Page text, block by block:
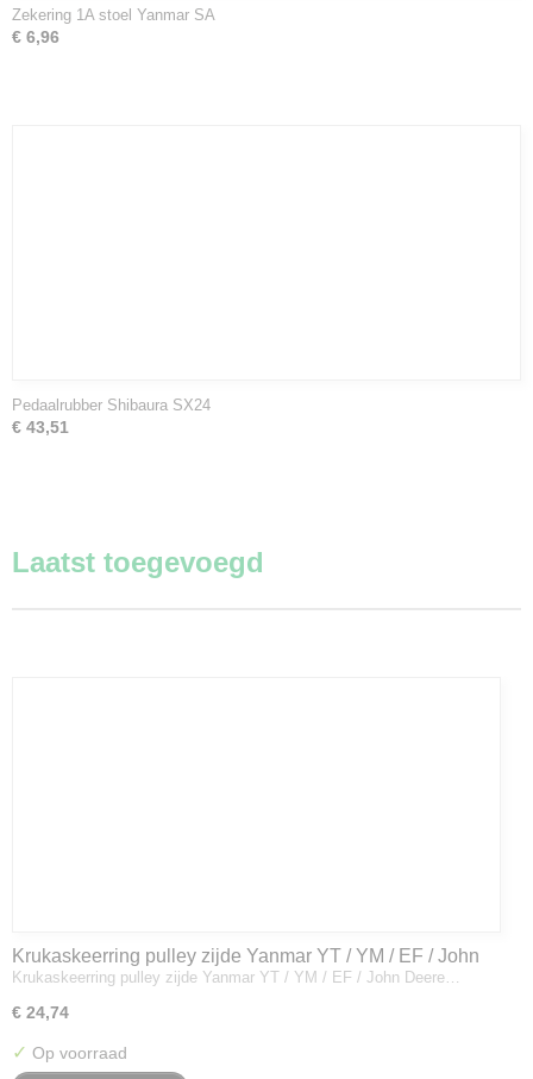
Zekering 1A stoel Yanmar SA
€ 6,96
Pedaalrubber Shibaura SX24
€ 43,51
Laatst toegevoegd
Krukaskeerring pulley zijde Yanmar YT / YM / EF / John
Deere - 119934-01800
Krukaskeerring pulley zijde Yanmar YT / YM / EF / John Deere…
€ 24,74
✓ Op voorraad